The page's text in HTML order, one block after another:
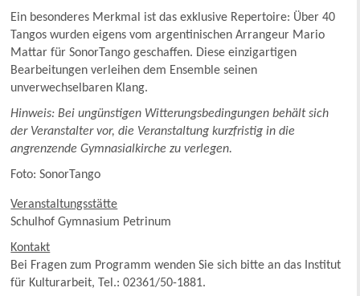
Ein besonderes Merkmal ist das exklusive Repertoire: Über 40
Tangos wurden eigens vom argentinischen Arrangeur Mario
Mattar für SonorTango geschaffen. Diese einzigartigen
Bearbeitungen verleihen dem Ensemble seinen
unverwechselbaren Klang.
Hinweis: Bei ungünstigen Witterungsbedingungen behält sich
der Veranstalter vor, die Veranstaltung kurzfristig in die
angrenzende Gymnasialkirche zu verlegen.
Foto: SonorTango
Veranstaltungsstätte
Schulhof Gymnasium Petrinum
Kontakt
Bei Fragen zum Programm wenden Sie sich bitte an das Institut
für Kulturarbeit, Tel.: 02361/50-1881.